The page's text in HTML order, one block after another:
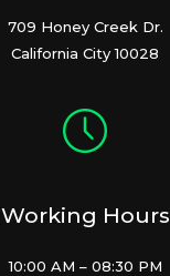
709 Honey Creek Dr.
California City 10028
Working Hours
10:00 AM – 08:30 PM